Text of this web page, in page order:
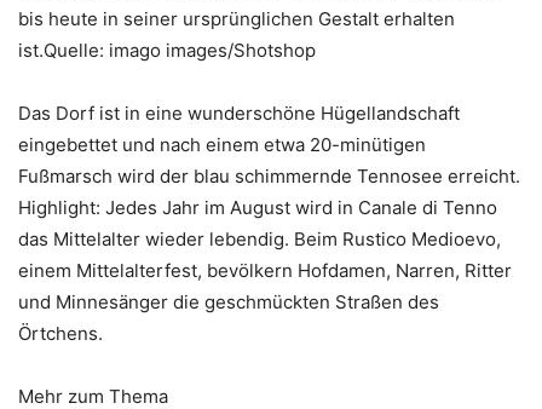
bis heute in seiner ursprünglichen Gestalt erhalten
ist.Quelle: imago images/Shotshop
Das Dorf ist in eine wunderschöne Hügellandschaft
eingebettet und nach einem etwa 20-minütigen
Fußmarsch wird der blau schimmernde Tennosee erreicht.
Highlight: Jedes Jahr im August wird in Canale di Tenno
das Mittelalter wieder lebendig. Beim Rustico Medioevo,
einem Mittelalterfest, bevölkern Hofdamen, Narren, Ritter
und Minnesänger die geschmückten Straßen des
Örtchens.
Mehr zum Thema